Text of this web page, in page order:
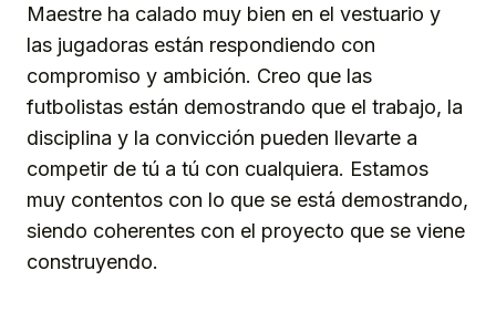
Maestre ha calado muy bien en el vestuario y
las jugadoras están respondiendo con
compromiso y ambición. Creo que las
futbolistas están demostrando que el trabajo, la
disciplina y la convicción pueden llevarte a
competir de tú a tú con cualquiera. Estamos
muy contentos con lo que se está demostrando,
siendo coherentes con el proyecto que se viene
construyendo.